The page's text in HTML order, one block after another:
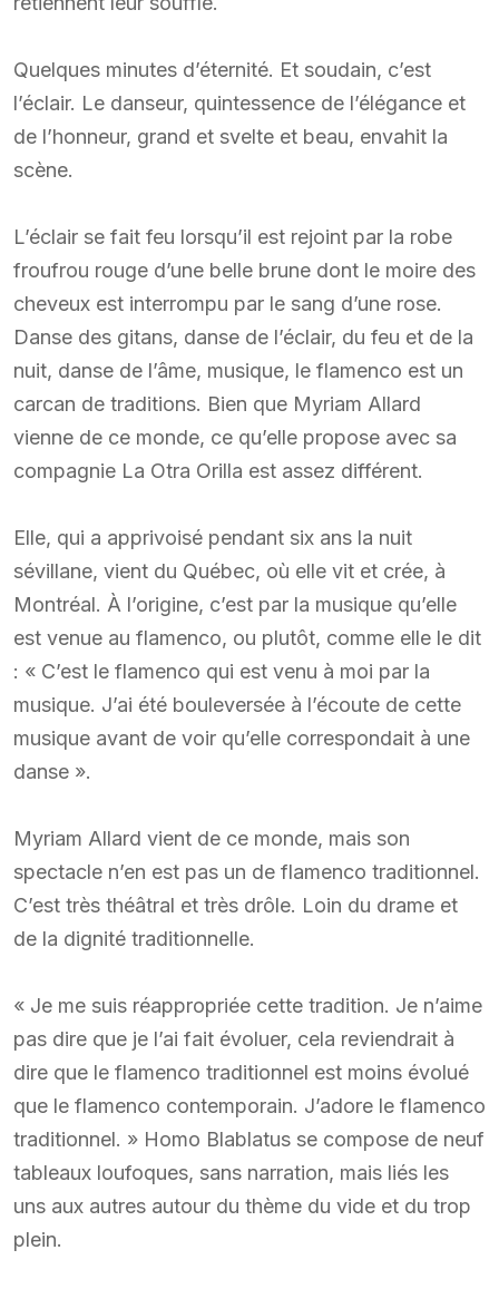
Quelques minutes d’éternité. Et soudain, c’est
l’éclair. Le danseur, quintessence de l’élégance et
de l’honneur, grand et svelte et beau, envahit la
scène.
L’éclair se fait feu lorsqu’il est rejoint par la robe
froufrou rouge d’une belle brune dont le moire des
cheveux est interrompu par le sang d’une rose.
Danse des gitans, danse de l’éclair, du feu et de la
nuit, danse de l’âme, musique, le flamenco est un
carcan de traditions. Bien que Myriam Allard
vienne de ce monde, ce qu’elle propose avec sa
compagnie La Otra Orilla est assez différent.
Elle, qui a apprivoisé pendant six ans la nuit
sévillane, vient du Québec, où elle vit et crée, à
Montréal. À l’origine, c’est par la musique qu’elle
est venue au flamenco, ou plutôt, comme elle le dit
: « C’est le flamenco qui est venu à moi par la
musique. J’ai été bouleversée à l’écoute de cette
musique avant de voir qu’elle correspondait à une
danse ».
Myriam Allard vient de ce monde, mais son
spectacle n’en est pas un de flamenco traditionnel.
C’est très théâtral et très drôle. Loin du drame et
de la dignité traditionnelle.
« Je me suis réappropriée cette tradition. Je n’aime
pas dire que je l’ai fait évoluer, cela reviendrait à
dire que le flamenco traditionnel est moins évolué
que le flamenco contemporain. J’adore le flamenco
traditionnel. » Homo Blablatus se compose de neuf
tableaux loufoques, sans narration, mais liés les
uns aux autres autour du thème du vide et du trop
plein.